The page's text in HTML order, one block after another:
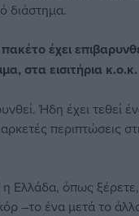
διάστημα.
πακέτο έχει
στα εισιτήρια κ.ο.κ.
Ήδη έχει τεθεί
περιπτώσεις
Ελλάδα, όπως ξέρετε,
–το ένα μετά το